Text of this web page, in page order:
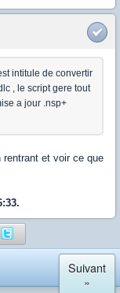
intitule de convertir
, le script gere tout
a jour .nsp+
et voir ce que
Suivant
»